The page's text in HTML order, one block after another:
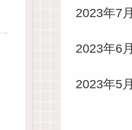
2023年7月
2023年6月
2023年5月